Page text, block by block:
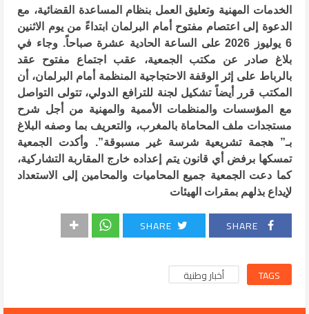
الخدمات المهنية وتعليق العمل بنظام المساعدة القضائية، مع
الدعوة إلى اعتصام مفتوح أمام البرلمان ابتداءً من يوم الاثنين
6 يوليوز 2026 على الساعة الحادية عشرة صباحاً. وجاء في
بلاغ صادر عن مكتب الجمعية، عقب اجتماع مفتوح عقد
بالرباط على إثر الوقفة الاحتجاجية المنظمة أمام البرلمان، أن
المكتب قرر أيضاً تشكيل لجنة للترافع الدولي، تتولى التواصل
مع المؤسسات والمنظمات الأممية والمهنية من أجل شرح
مستجدات ملف المحاماة بالمغرب، والتعريف بما وصفه البلاغ
بـ” هجمة تشريعية شرسة غير مسبوقة”. وأكدت الجمعية
تمسكها برفض أي قانون يتم إعداده خارج المقاربة التشاركية،
كما دعت الجمعية جميع المحاميات والمحامين إلى الاستعداد
لإيداع بذلهم بمقرات الهيئات
SHARE
SHARE
TAGS أخبار وطنية